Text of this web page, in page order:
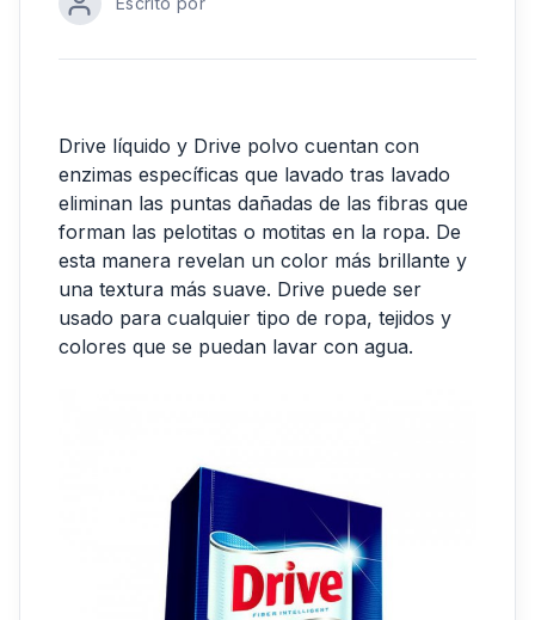
Drive líquido y Drive polvo cuentan con
enzimas específicas que lavado tras lavado
eliminan las puntas dañadas de las fibras que
forman las pelotitas o motitas en la ropa. De
esta manera revelan un color más brillante y
una textura más suave. Drive puede ser
usado para cualquier tipo de ropa, tejidos y
colores que se puedan lavar con agua.